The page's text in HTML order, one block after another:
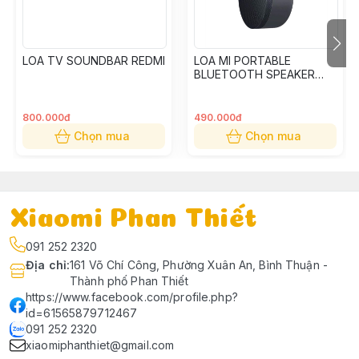
LOA TV SOUNDBAR REDMI
800.000đ
Chọn mua
LOA MI PORTABLE
BLUETOOTH SPEAKER
490.000đ
Chọn mua
Xiaomi Phan Thiết
091 252 2320
Địa chỉ:161 Võ Chí Công, Phường Xuân An, Bình Thuận -
Thành phố Phan Thiết
https://www.facebook.com/profile.php?
id=61565879712467
091 252 2320
xiaomiphanthiet@gmail.com